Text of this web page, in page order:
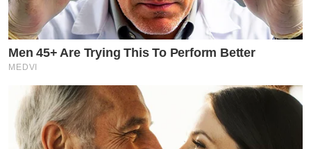
Men 45+ Are Trying This To Perform Better
MEDVI